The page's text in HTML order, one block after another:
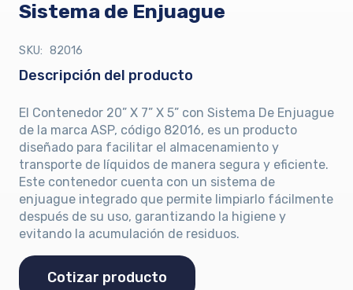
Sistema de Enjuague
SKU: 82016
Descripción del producto
El Contenedor 20” X 7” X 5” con Sistema De Enjuague
de la marca ASP, código 82016, es un producto
diseñado para facilitar el almacenamiento y
transporte de líquidos de manera segura y eficiente.
Este contenedor cuenta con un sistema de
enjuague integrado que permite limpiarlo fácilmente
después de su uso, garantizando la higiene y
evitando la acumulación de residuos.
Cotizar producto